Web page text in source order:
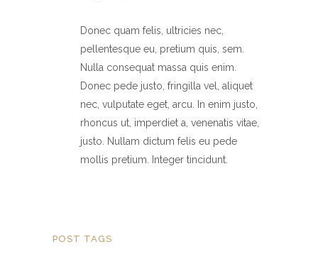
Donec quam felis, ultricies nec,
pellentesque eu, pretium quis, sem.
Nulla consequat massa quis enim.
Donec pede justo, fringilla vel, aliquet
nec, vulputate eget, arcu. In enim justo,
rhoncus ut, imperdiet a, venenatis vitae,
justo. Nullam dictum felis eu pede
mollis pretium. Integer tincidunt.
POST TAGS